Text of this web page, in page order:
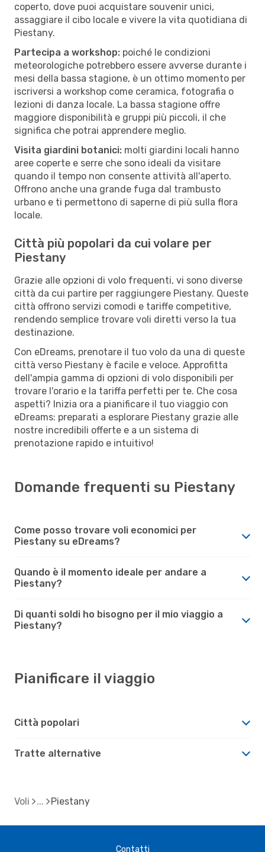
coperto, dove puoi acquistare souvenir unici,
assaggiare il cibo locale e vivere la vita quotidiana di
Piestany.
Partecipa a workshop: poiché le condizioni
meteorologiche potrebbero essere avverse durante i
mesi della bassa stagione, è un ottimo momento per
iscriversi a workshop come ceramica, fotografia o
lezioni di danza locale. La bassa stagione offre
maggiore disponibilità e gruppi più piccoli, il che
significa che potrai apprendere meglio.
Visita giardini botanici: molti giardini locali hanno
aree coperte e serre che sono ideali da visitare
quando il tempo non consente attività all'aperto.
Offrono anche una grande fuga dal trambusto
urbano e ti permettono di saperne di più sulla flora
locale.
Città più popolari da cui volare per
Piestany
Grazie alle opzioni di volo frequenti, vi sono diverse
città da cui partire per raggiungere Piestany. Queste
città offrono servizi comodi e tariffe competitive,
rendendo semplice trovare voli diretti verso la tua
destinazione.
Con eDreams, prenotare il tuo volo da una di queste
città verso Piestany è facile e veloce. Approfitta
dell'ampia gamma di opzioni di volo disponibili per
trovare l'orario e la tariffa perfetti per te. Che cosa
aspetti? Inizia ora a pianificare il tuo viaggio con
eDreams: preparati a esplorare Piestany grazie alle
nostre incredibili offerte e a un sistema di
prenotazione rapido e intuitivo!
Domande frequenti su Piestany
Come posso trovare voli economici per
Piestany su eDreams?
Quando è il momento ideale per andare a
Piestany?
Di quanti soldi ho bisogno per il mio viaggio a
Piestany?
Pianificare il viaggio
Città popolari
Tratte alternative
Voli Piestany
Contatti